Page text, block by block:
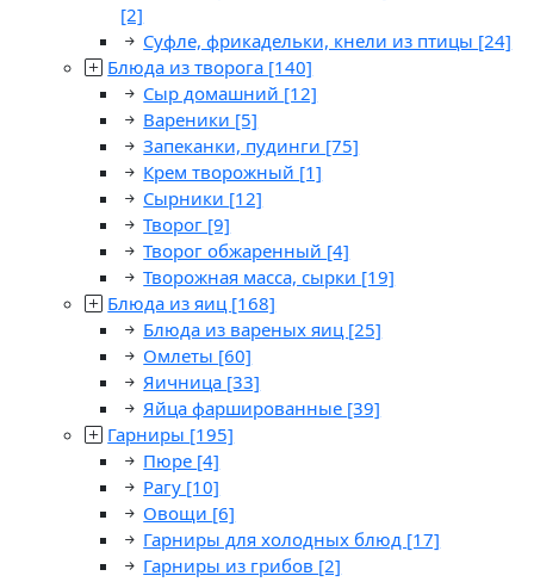
[2]
Суфле, фрикадельки, кнели из птицы [24]
Блюда из творога [140]
Сыр домашний [12]
Вареники [5]
Запеканки, пудинги [75]
Крем творожный [1]
Сырники [12]
Творог [9]
Творог обжаренный [4]
Творожная масса, сырки [19]
Блюда из яиц [168]
Блюда из вареных яиц [25]
Омлеты [60]
Яичница [33]
Яйца фаршированные [39]
Гарниры [195]
Пюре [4]
Рагу [10]
Овощи [6]
Гарниры для холодных блюд [17]
Гарниры из грибов [2]